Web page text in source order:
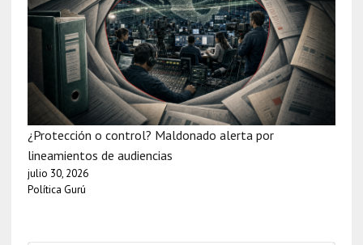
¿Protección o control? Maldonado alerta por
lineamientos de audiencias
julio 30, 2026
Política Gurú